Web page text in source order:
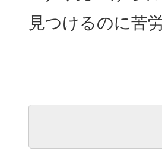
見つけるのに苦